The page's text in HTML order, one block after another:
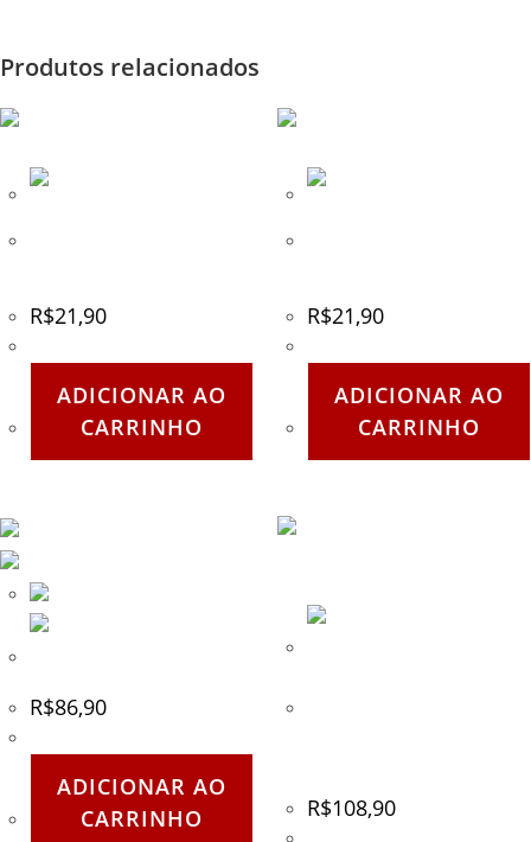
Produtos relacionados
R$21,90
ADICIONAR AO
CARRINHO
R$21,90
ADICIONAR AO
CARRINHO
R$86,90
ADICIONAR AO
CARRINHO
R$108,90